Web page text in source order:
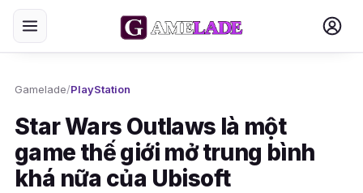
Gamelade/PlayStation
Star Wars Outlaws là một
game thế giới mở trung bình
khá nữa của Ubisoft